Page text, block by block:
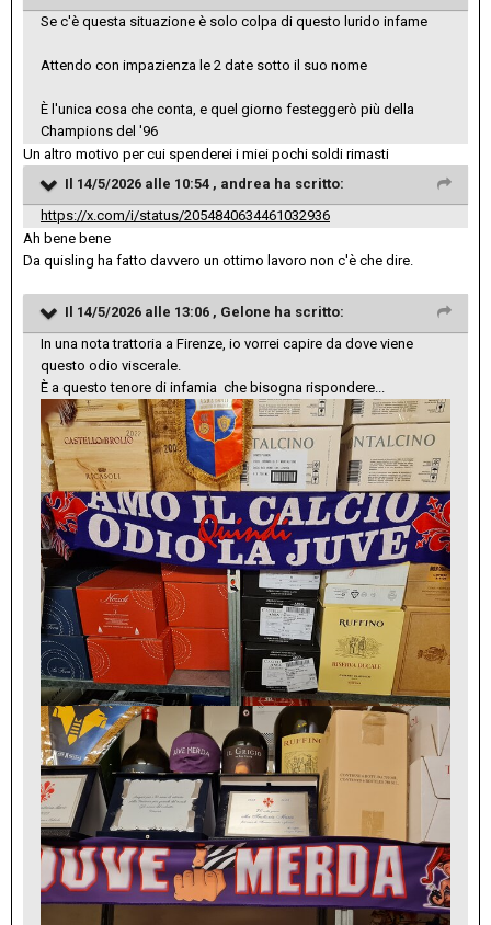
Se c'è questa situazione è solo colpa di questo lurido infame
Attendo con impazienza le 2 date sotto il suo nome
È l'unica cosa che conta, e quel giorno festeggerò più della
Champions del '96
Un altro motivo per cui spenderei i miei pochi soldi rimasti
Il 14/5/2026 alle 10:54 , andrea ha scritto:
https://x.com/i/status/2054840634461032936
Ah bene bene
Da quisling ha fatto davvero un ottimo lavoro non c'è che dire.
Il 14/5/2026 alle 13:06 , Gelone ha scritto:
In una nota trattoria a Firenze, io vorrei capire da dove viene
questo odio viscerale.
È a questo tenore di infamia che bisogna rispondere...